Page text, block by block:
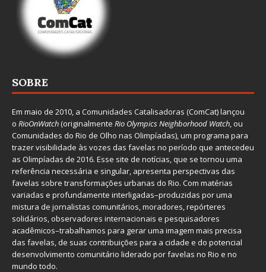
SOBRE
Em maio de 2010, a Comunidades Catalisadoras (ComCat) lançou
o RioOnWatch(originalmente Rio Olympics Neighborhood Watch, ou
Comunidades do Rio de Olho nas Olimpíadas), um programa para
trazer visibilidade às vozes das favelas no período que antecedeu
as Olimpíadas de 2016. Esse site de notícias, que se tornou uma
referência necessária e singular, apresenta perspectivas das
favelas sobre transformações urbanas do Rio. Com matérias
variadas e profundamente interligadas–produzidas por uma
mistura de jornalistas comunitários, moradores, repórteres
solidários, observadores internacionais e pesquisadores
acadêmicos–trabalhamos para gerar uma imagem mais precisa
das favelas, de suas contribuições para a cidade e do potencial
desenvolvimento comunitário liderado por favelas no Rio e no
mundo todo.